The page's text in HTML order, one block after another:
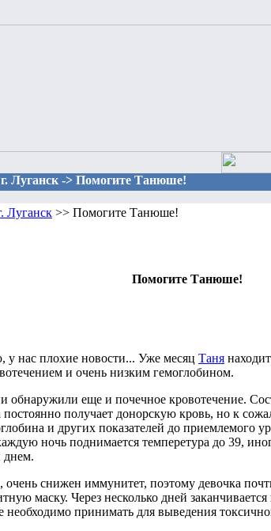
Луганск -> Помогите Танюше!
Луганск >> Помогите Танюше!
Помогите Танюше!
у нас плохие новости... Уже месяц Таня
и очень низким гемоглобином.
обнаружили еще и почечное кровотечение.
получает донорскую кровь, но к
и других показателей до приемлемого
ночь поднимается темперетура до 39,
днем.
очень снижен иммунитет, поэтому девочка
маску. Через несколько дней
необходимо принимать для выведения